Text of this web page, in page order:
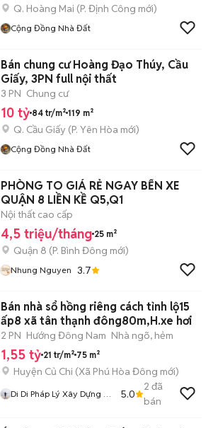
Q. Hoàng Mai (P. Định Công mới)
Cộng Đồng Nhà Đất
Bán chung cư Hoàng Đạo Thúy, Cầu
Giấy, 3PN full nội thất
3 PN Chung cư
10 tỷ 84 tr/m² 119 m²
Q. Cầu Giấy (P. Yên Hòa mới)
Cộng Đồng Nhà Đất
PHÒNG TO GIÁ RẺ NGAY BẾN XE
QUẬN 8 LIỀN KỀ Q5,Q1
Nội thất cao cấp
4,5 triệu/tháng 25 m²
Quận 8 (P. Bình Đông mới)
Nhung Nguyen 3.7
Bán nhà sổ hồng riêng cách tỉnh lộ15
ấp8 xã tân thạnh đông80m,H.xe hơi
2 PN Hướng Đông Nam Nhà ngõ, hẻm
1,55 tỷ 21 tr/m² 75 m²
Huyện Củ Chi (Xã Phú Hòa Đông mới)
Di Di Pháp Lý Xây Dựng Củ
5.0
2 đã
bán